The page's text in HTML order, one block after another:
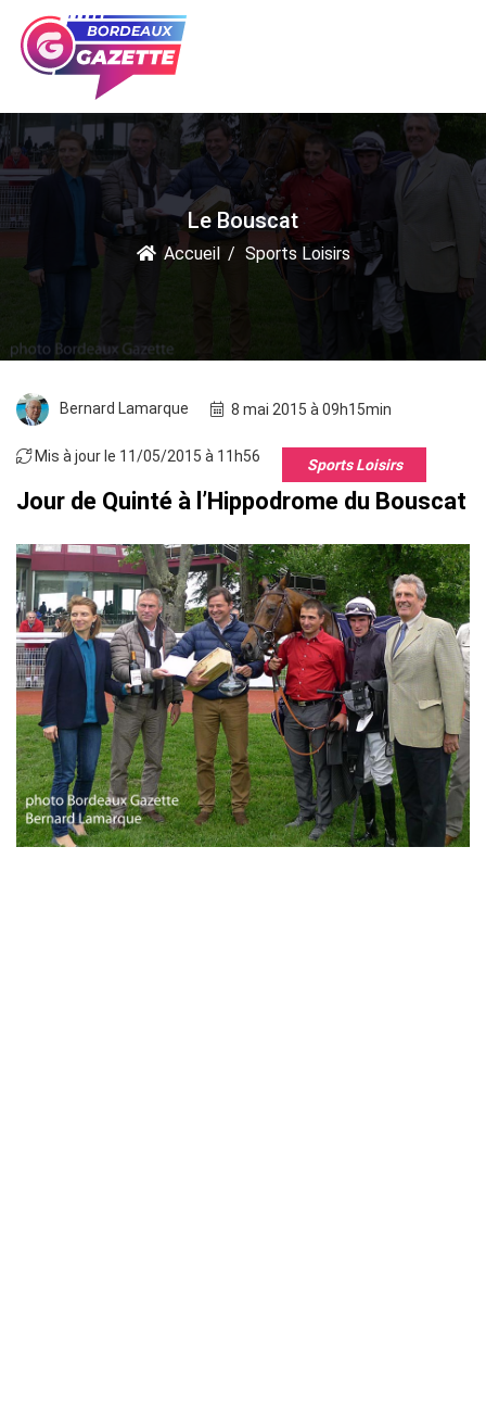
Le Bouscat
Accueil Sports Loisirs
Bernard Lamarque 8 mai 2015 à 09h15min
Mis à jour le 11/05/2015 à 11h56 Sports Loisirs
Jour de Quinté à l’Hippodrome du Bouscat